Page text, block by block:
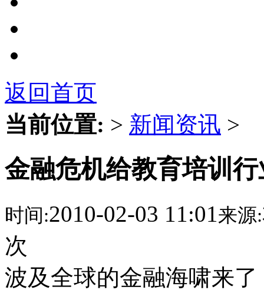
返回首页
当前位置: > 新闻资讯 >
金融危机给教育培训
时间:2010-02-03 11:01来源:
次
波及全球的金融海啸来